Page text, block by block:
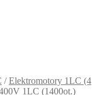
/Elektromotory 1LC (4
1LC (1400ot.)